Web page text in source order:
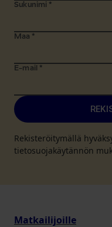
Sukunimi *
Maa *
E-mail *
Rekisteröitymällä
tietosuojakäytännön
Matkailijoille